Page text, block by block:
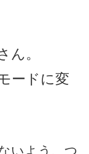
ん。
ードに変
いよう、つ